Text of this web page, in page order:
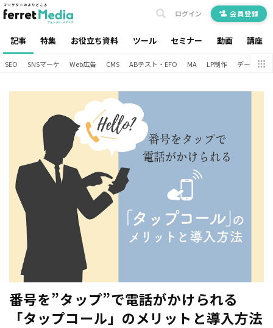
記事 特集 お役立ち資料 ツール セミナー 動画 講座
ログイン 会員登録
SEO SNSマーケ Web広告 CMS ABテスト・EFO MA LP制作 データ分析
番号を”タップ”で電話がかけられる
「タップコール」のメリットと導入方法